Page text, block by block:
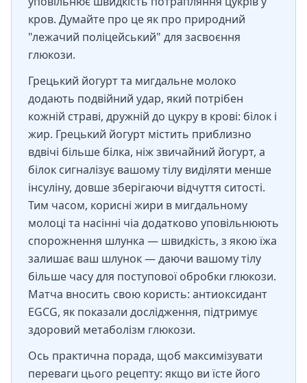
кров. Думайте про це як про природний
"лежачий поліцейський" для засвоєння
глюкози.
Грецький йогурт та мигдальне молоко
додають подвійний удар, який потрібен
кожній страві, дружній до цукру в крові: білок і
жир. Грецький йогурт містить приблизно
вдвічі більше білка, ніж звичайний йогурт, а
білок сигналізує вашому тілу виділяти менше
інсуліну, довше зберігаючи відчуття ситості.
Тим часом, корисні жири в мигдальному
молоці та насінні чіа додатково уповільнюють
спорожнення шлунка — швидкість, з якою їжа
залишає ваш шлунок — даючи вашому тілу
більше часу для поступової обробки глюкози.
Матча вносить свою користь: антиоксидант
EGCG, як показали дослідження, підтримує
здоровий метаболізм глюкози.
Ось практична порада, щоб максимізувати
переваги цього рецепту: якщо ви їсте його